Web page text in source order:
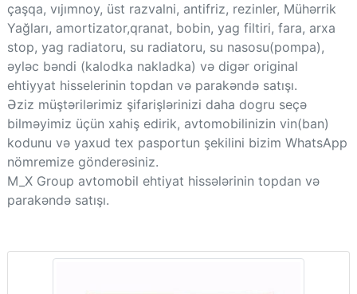
çaşqa, vıjımnoy, üst razvalni, antifriz, rezinler, Mühərrik
Yağları, amortizator,qranat, bobin, yag filtiri, fara, arxa
stop, yag radiatoru, su radiatoru, su nasosu(pompa),
əyləc bəndi (kalodka nakladka) və digər original
ehtiyyat hisselerinin topdan və parakəndə satışı.
Əziz müştərilərimiz şifarişlərinizi daha dogru seçə
bilməyimiz üçün xahiş edirik, avtomobilinizin vin(ban)
kodunu və yaxud tex pasportun şekilini bizim WhatsApp
nömremize gönderəsiniz.
M_X Group avtomobil ehtiyat hissələrinin topdan və
parakəndə satışı.